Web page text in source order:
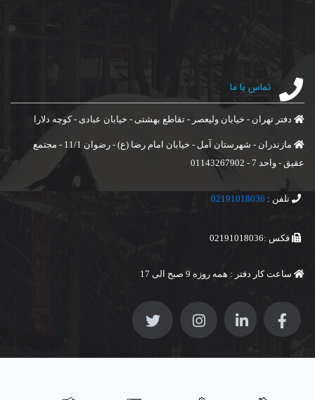
تماس با ما
دفتر تهران - خیابان ولیعصر - تقاطع بهشتی - خیابان عبادی - کوچه دلارا
مازندران - شهرستان آمل - خیابان امام رضا (ع) - رضوان 11/1 - مجتمع
عقیق - واحد 7 - 01143267902
تلفن :02191018036
فکس :02191018036
ساعت کار دفتر : همه روزه 9 صبح الی 17